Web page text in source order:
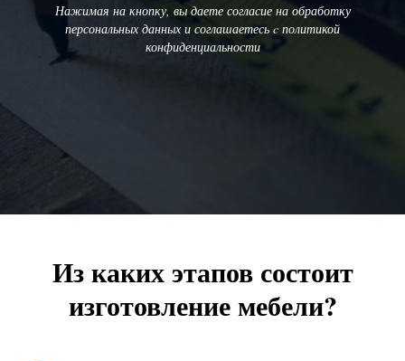
Нажимая на кнопку, вы даете согласие на обработку
персональных данных и соглашаетесь c политикой
конфиденциальности
Из каких этапов состоит
изготовление мебели?